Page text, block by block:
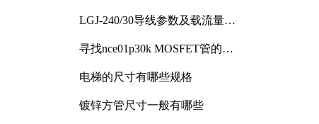
LGJ-240/30导线参数及载流量解
寻找nce01p30k MOSFET管的合
电梯的尺寸有哪些规格
镀锌方管尺寸一般有哪些